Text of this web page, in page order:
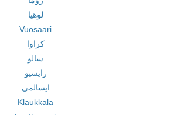
لوهیا
Vuosaari
کراوا
سالو
رایسیو
ایسالمی
Klaukkala